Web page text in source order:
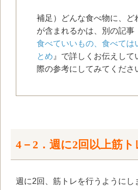
補足）どんな食べ物に、ど
が含まれるかは、別の記事
食べていいもの、食べては
とめ 』で詳しくお伝えして
際の参考にしてみてくださ
4－2．週に2回以上筋ト
週に2回、筋トレを行うようにし